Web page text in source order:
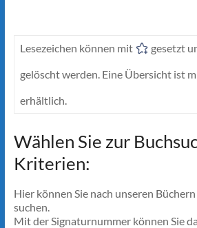
Lesezeichen können mit
gesetzt
gelöscht werden. Eine Übersicht ist
erhältlich.
Wählen Sie zur
Kriterien:
Hier können Sie nach unseren
suchen.
Mit der Signaturnummer können Sie